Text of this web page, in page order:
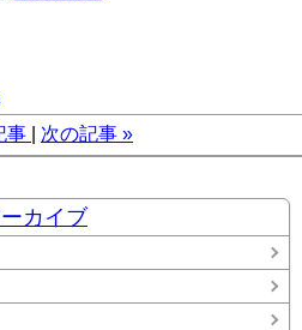
事 次の記事 »
カイブ